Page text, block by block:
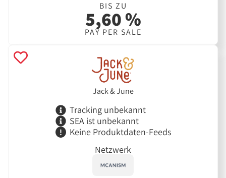
BIS ZU
5,60 %
PAY PER SALE
Jack & June
Tracking unbekannt
SEA ist unbekannt
Keine Produktdaten-Feeds
Netzwerk